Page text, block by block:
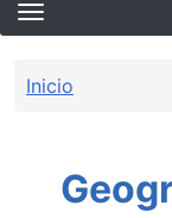
Inicio